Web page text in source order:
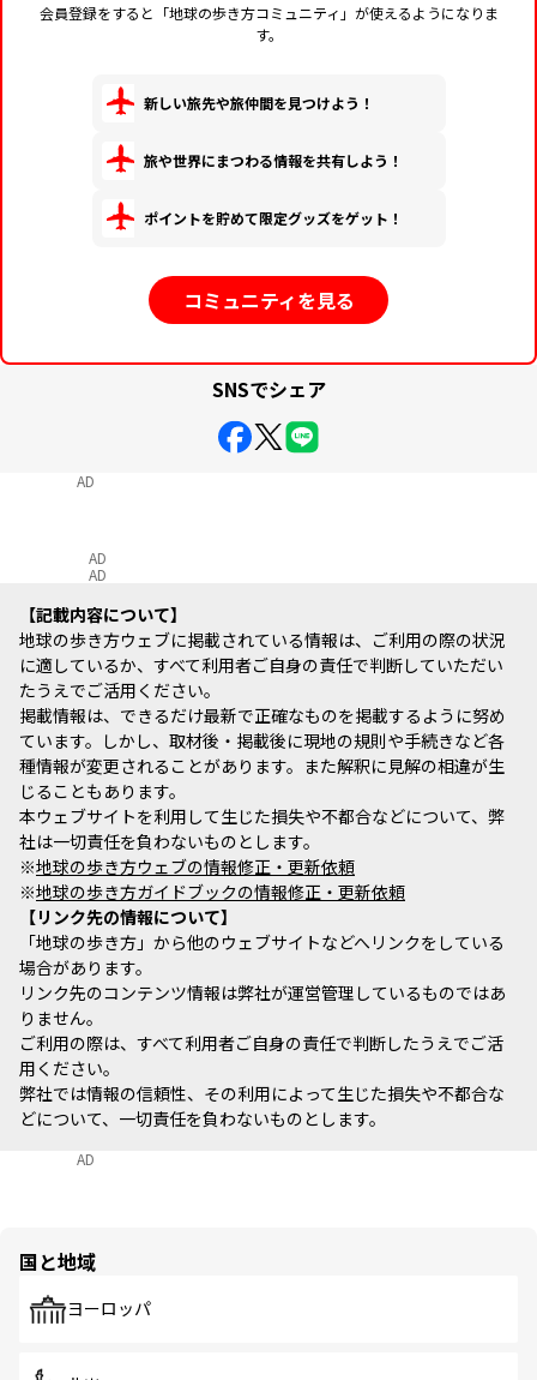
会員登録をすると「地球の歩き方コミュニティ」が使えるようになりま
す。
新しい旅先や旅仲間を見つけよう！
旅や世界にまつわる情報を共有しよう！
ポイントを貯めて限定グッズをゲット！
コミュニティを見る
SNSでシェア
AD
AD
AD
記載内容について
地球の歩き方ウェブに掲載されている情報は、ご利用の際の状況
に適しているか、すべて利用者ご自身の責任で判断していただい
たうえでご活用ください。
掲載情報は、できるだけ最新で正確なものを掲載するように努め
ています。しかし、取材後・掲載後に現地の規則や手続きなど各
種情報が変更されることがあります。また解釈に見解の相違が生
じることもあります。
本ウェブサイトを利用して生じた損失や不都合などについて、弊
社は一切責任を負わないものとします。
※地球の歩き方ウェブの情報修正・更新依頼
※地球の歩き方ガイドブックの情報修正・更新依頼
リンク先の情報について
「地球の歩き方」から他のウェブサイトなどへリンクをしている
場合があります。
リンク先のコンテンツ情報は弊社が運営管理しているものではあ
りません。
ご利用の際は、すべて利用者ご自身の責任で判断したうえでご活
用ください。
弊社では情報の信頼性、その利用によって生じた損失や不都合な
どについて、一切責任を負わないものとします。
AD
国と地域
ヨーロッパ